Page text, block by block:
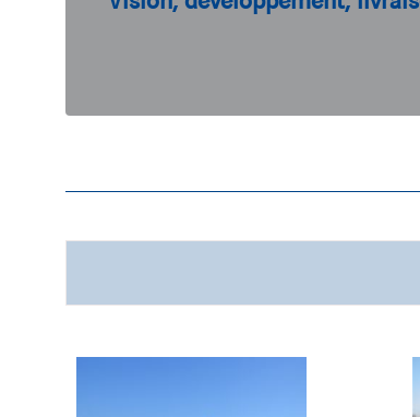
l’intégration et